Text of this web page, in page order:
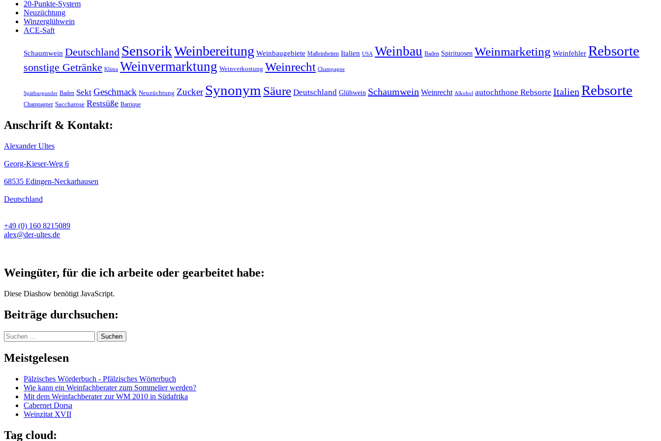
20-Punkte-System
Neuzüchtung
Winzerglühwein
ACE-Saft
Schaumwein Deutschland SensorikWeinbereitung Weinbaugebiete Maßeinheiten Italien USA Weinbau Baden Spirituosen Weinmarketing Weinfehler Rebsorte
sonstige Getränke Klima Weinvermarktung Weinverkostung Weinrecht Champagne
Spätburgunder Baden Sekt Geschmack Neuzüchtung Zucker Synonym Säure Deutschland Glühwein Schaumwein Weinrecht Alkohol autochthone Rebsorte Italien Rebsorte
Champagner Saccharose Restsüße Barrique
Anschrift & Kontakt:
Alexander Ultes
Georg-Kieser-Weg 6
68535 Edingen-Neckarhausen
Deutschland
+49 (0) 160 8215089
alex@der-ultes.de
Weingüter, für die ich arbeite oder gearbeitet habe:
Diese Diashow benötigt JavaScript.
Beiträge durchsuchen:
Suchen
nach:
Meistgelesen
Pälzisches Wörderbuch - Pfälzisches Wörterbuch
Wie kann ein Weinfachberater zum Sommelier werden?
Mit dem Weinfachberater zur WM 2010 in Südafrika
Cabernet Dorsa
Weinzitat XVII
Tag cloud: